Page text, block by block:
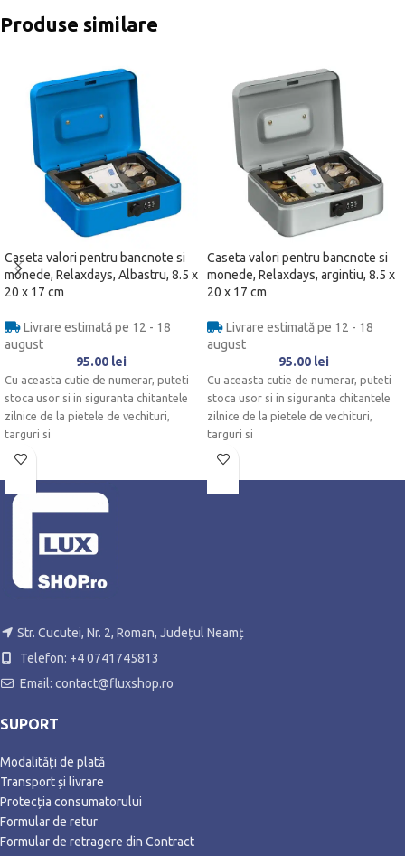
Produse similare
Caseta valori pentru bancnote si
monede, Relaxdays, Albastru, 8.5 x
20 x 17 cm
Livrare estimată pe 12 - 18
august
95.00 lei
Cu aceasta cutie de numerar, puteti
stoca usor si in siguranta chitantele
zilnice de la pietele de vechituri,
targuri si
Caseta valori pentru bancnote si
monede, Relaxdays, argintiu, 8.5 x
20 x 17 cm
Livrare estimată pe 12 - 18
august
95.00 lei
Cu aceasta cutie de numerar, puteti
stoca usor si in siguranta chitantele
zilnice de la pietele de vechituri,
targuri si
Str. Cucutei, Nr. 2, Roman, Județul Neamț
Telefon: +4 0741745813
Email: contact@fluxshop.ro
SUPORT
Modalități de plată
Transport și livrare
Protecția consumatorului
Formular de retur
Formular de retragere din Contract